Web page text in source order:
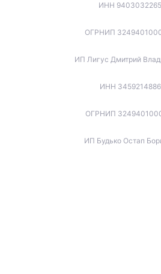
ИНН
ОГРНИП
ИП Лигус Дмитрий
ИНН
ОГРНИП
ИП Будько Остап